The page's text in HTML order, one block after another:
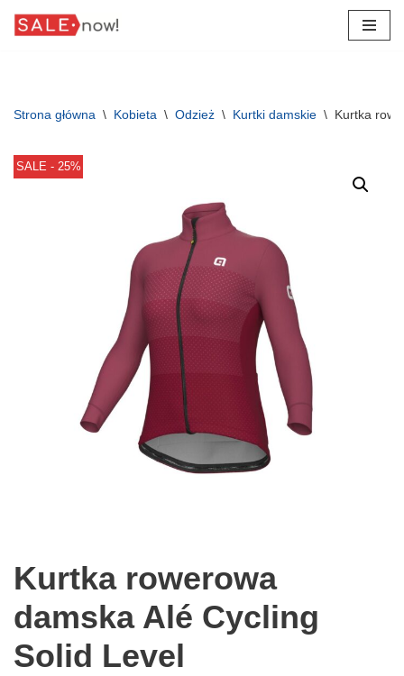
Strona główna \ Kobieta \ Odzież \ Kurtki damskie \ Kurtka
SALE - 25%
Kurtka rowerowa
damska Alé Cycling
Solid Level